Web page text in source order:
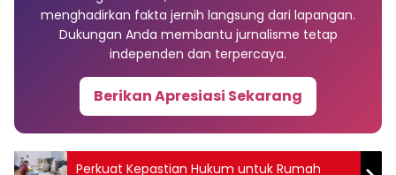
menghadirkan fakta jernih langsung dari lapangan.
Dukungan Anda membantu jurnalisme tetap
independen dan terpercaya.
Berikan Apresiasi Sekarang
Perkuat Kepastian Hukum untuk Rumah